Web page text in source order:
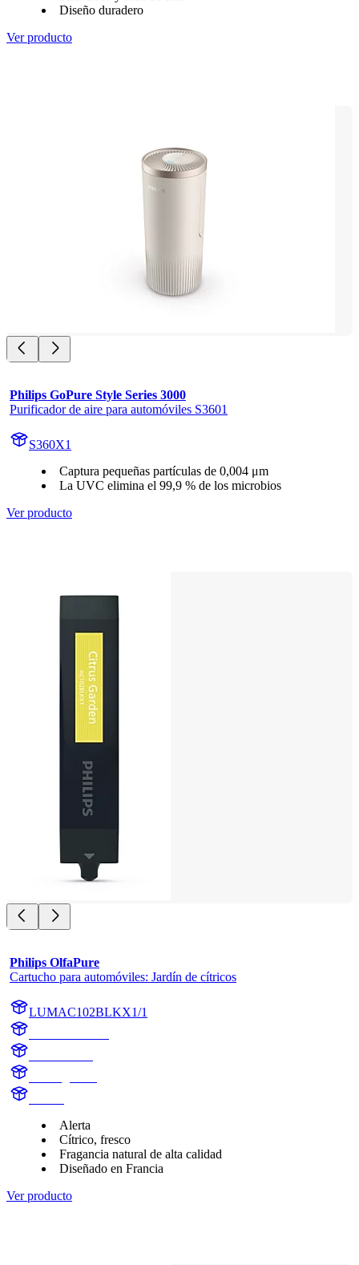
Diseño duradero
Ver producto
Philips GoPure Style Series 3000
Purificador de aire para automóviles S3601
S360X1
Captura pequeñas partículas de 0,004 μm
La UVC elimina el 99,9 % de los microbios
Ver producto
Philips OlfaPure
Cartucho para automóviles: Jardín de cítricos
LUMAC102BLKX1/1
Alerta
Cítrico, fresco
Fragancia natural de alta calidad
Diseñado en Francia
Ver producto